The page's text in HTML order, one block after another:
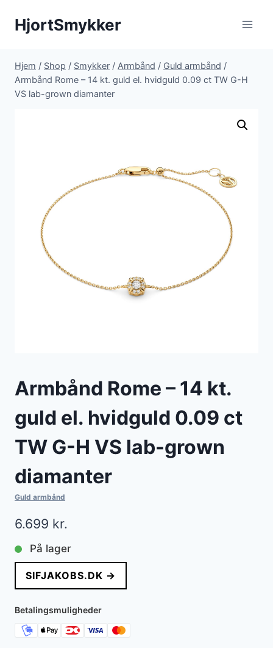
HjortSmykker
Hjem / Shop / Smykker / Armbånd / Guld armbånd /
Armbånd Rome – 14 kt. guld el. hvidguld 0.09 ct TW G-H
VS lab-grown diamanter
Armbånd Rome – 14 kt.
guld el. hvidguld 0.09 ct
TW G-H VS lab-grown
diamanter
Guld armbånd
6.699 kr.
På lager
SIFJAKOBS.DK →
Betalingsmuligheder